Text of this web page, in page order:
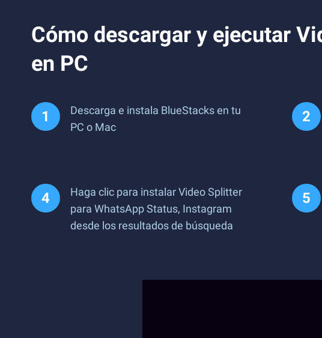
Cómo descargar y ejecutar
en PC
Descarga e instala BlueStacks en tu
PC o Mac
Haga clic para instalar Video Splitter
para WhatsApp Status, Instagram
desde los resultados de búsqueda